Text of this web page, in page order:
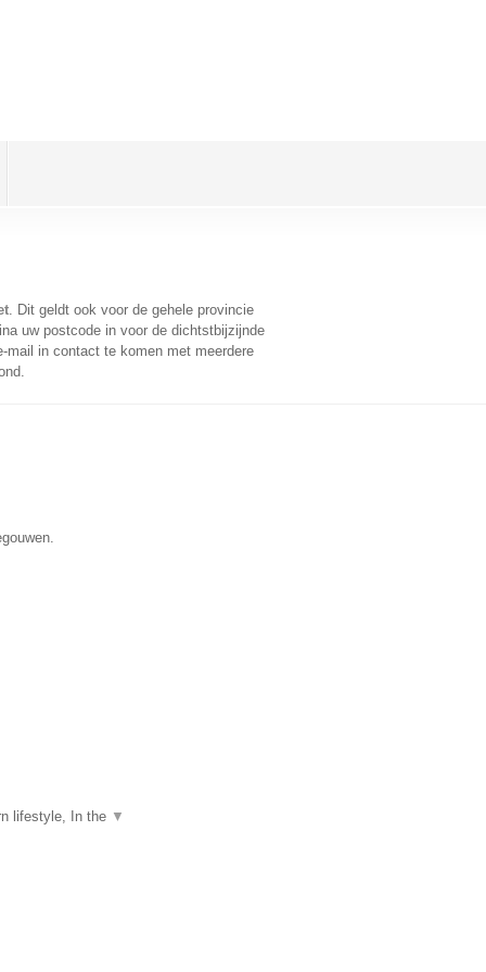
. Dit geldt ook voor de gehele provincie
uw postcode in voor de dichtstbijzijnde
in contact te komen met meerdere
lifestyle, In the ▼